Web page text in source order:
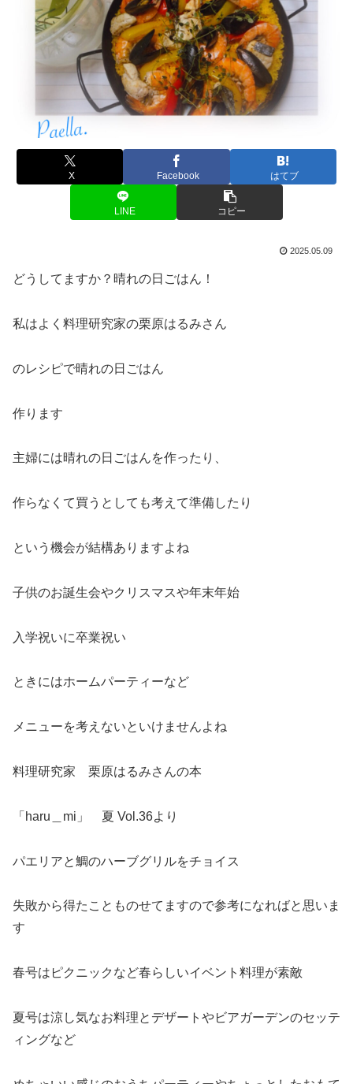
X Facebook はてブ
LINE コピー
2025.05.09
どうしてますか？晴れの日ごはん！
私はよく料理研究家の栗原はるみさん
のレシピで晴れの日ごはん
作ります
主婦には晴れの日ごはんを作ったり、
作らなくて買うとしても考えて準備したり
という機会が結構ありますよね
子供のお誕生会やクリスマスや年末年始
入学祝いに卒業祝い
ときにはホームパーティーなど
メニューを考えないといけませんよね
料理研究家 栗原はるみさんの本
「haru＿mi」 夏 Vol.36より
パエリアと鯛のハーブグリルをチョイス
失敗から得たことものせてますので参考になればと思いま
す
春号はピクニックなど春らしいイベント料理が素敵
夏号は涼し気なお料理とデザートやビアガーデンのセッテ
ィングなど